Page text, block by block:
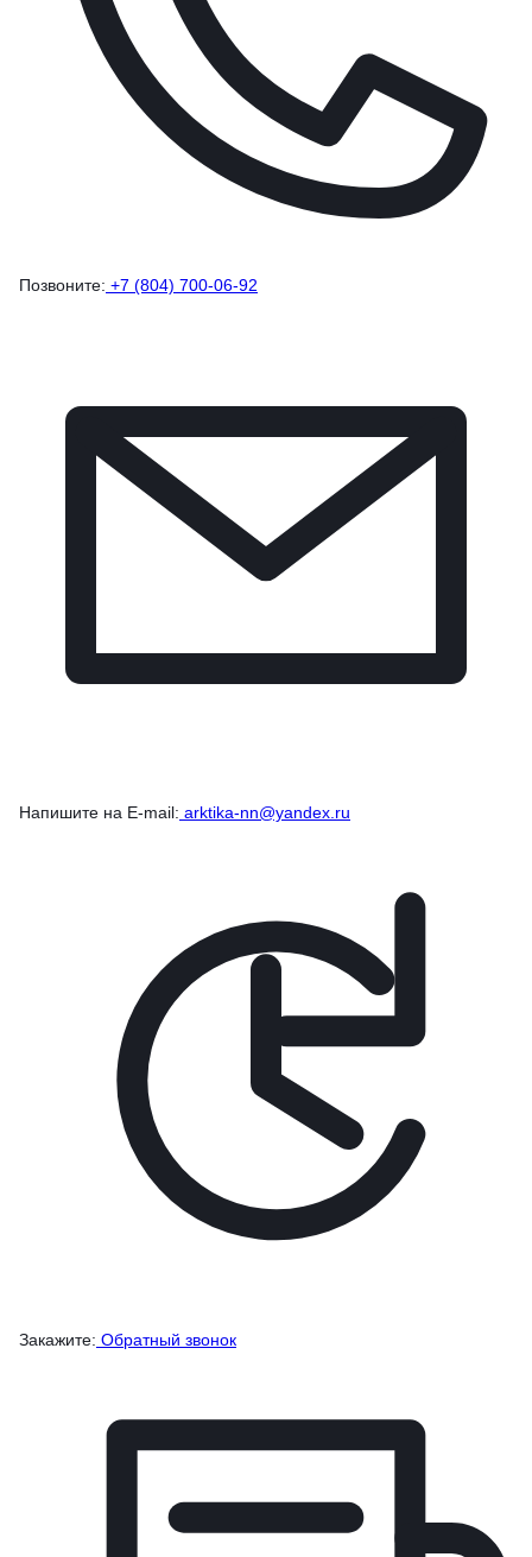
Позвоните: +7 (804) 700-06-92
Напишите на E-mail: arktika-nn@yandex.ru
Закажите: Обратный звонок